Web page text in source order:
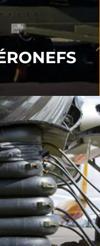
à la norme
de levage
supérieureet